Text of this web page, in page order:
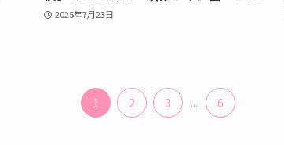
2025年7月23日
1 2 3 ... 6